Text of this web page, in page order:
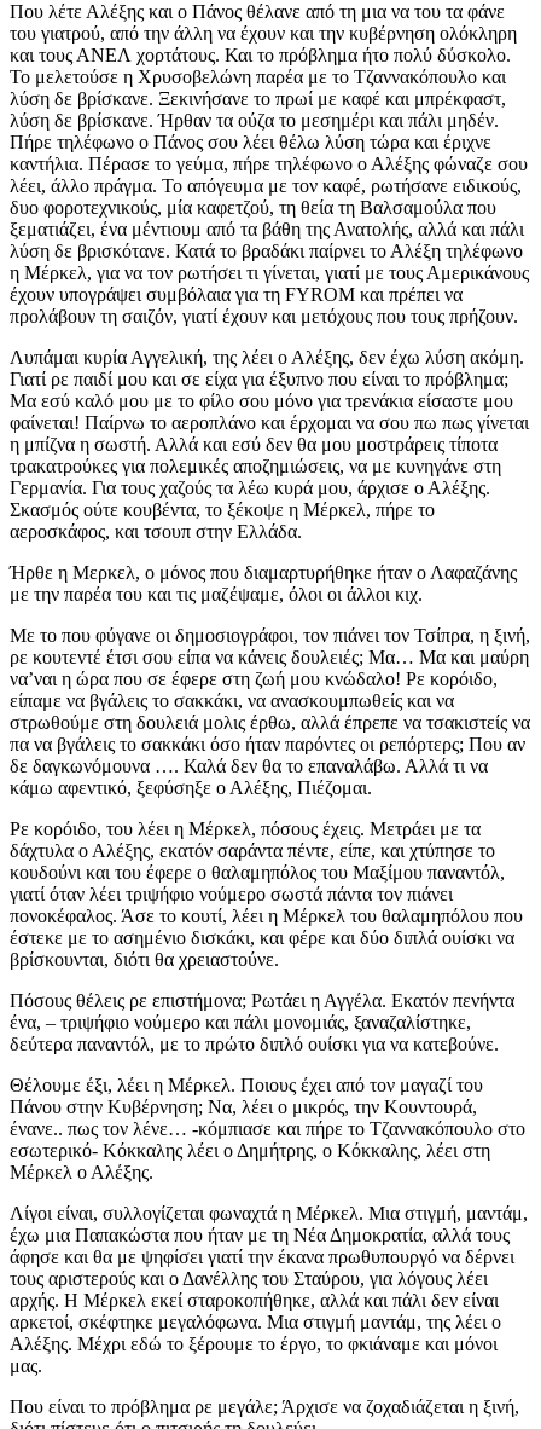
Που λέτε Αλέξης και ο Πάνος θέλανε από τη μια να του τα φάνε
του γιατρού, από την άλλη να έχουν και την κυβέρνηση ολόκληρη
και τους ΑΝΕΛ χορτάτους. Και το πρόβλημα ήτο πολύ δύσκολο.
Το μελετούσε η Χρυσοβελώνη παρέα με το Τζαννακόπουλο και
λύση δε βρίσκανε. Ξεκινήσανε το πρωί με καφέ και μπρέκφαστ,
λύση δε βρίσκανε. Ήρθαν τα ούζα το μεσημέρι και πάλι μηδέν.
Πήρε τηλέφωνο ο Πάνος σου λέει θέλω λύση τώρα και έριχνε
καντήλια. Πέρασε το γεύμα, πήρε τηλέφωνο ο Αλέξης φώναζε σου
λέει, άλλο πράγμα. Το απόγευμα με τον καφέ, ρωτήσανε ειδικούς,
δυο φοροτεχνικούς, μία καφετζού, τη θεία τη Βαλσαμούλα που
ξεματιάζει, ένα μέντιουμ από τα βάθη της Ανατολής, αλλά και πάλι
λύση δε βρισκότανε. Κατά το βραδάκι παίρνει το Αλέξη τηλέφωνο
η Μέρκελ, για να τον ρωτήσει τι γίνεται, γιατί με τους Αμερικάνους
έχουν υπογράψει συμβόλαια για τη FYROM και πρέπει να
προλάβουν τη σαιζόν, γιατί έχουν και μετόχους που τους πρήζουν.
Λυπάμαι κυρία Αγγελική, της λέει ο Αλέξης, δεν έχω λύση ακόμη.
Γιατί ρε παιδί μου και σε είχα για έξυπνο που είναι το πρόβλημα;
Μα εσύ καλό μου με το φίλο σου μόνο για τρενάκια είσαστε μου
φαίνεται! Παίρνω το αεροπλάνο και έρχομαι να σου πω πως γίνεται
η μπίζνα η σωστή. Αλλά και εσύ δεν θα μου μοστράρεις τίποτα
τρακατρούκες για πολεμικές αποζημιώσεις, να με κυνηγάνε στη
Γερμανία. Για τους χαζούς τα λέω κυρά μου, άρχισε ο Αλέξης.
Σκασμός ούτε κουβέντα, το ξέκοψε η Μέρκελ, πήρε το
αεροσκάφος, και τσουπ στην Ελλάδα.
Ήρθε η Μερκελ, ο μόνος που διαμαρτυρήθηκε ήταν ο Λαφαζάνης
με την παρέα του και τις μαζέψαμε, όλοι οι άλλοι κιχ.
Με το που φύγανε οι δημοσιογράφοι, τον πιάνει τον Τσίπρα, η ξινή,
ρε κουτεντέ έτσι σου είπα να κάνεις δουλειές; Μα… Μα και μαύρη
να’ναι η ώρα που σε έφερε στη ζωή μου κνώδαλο! Ρε κορόιδο,
είπαμε να βγάλεις το σακκάκι, να ανασκουμπωθείς και να
στρωθούμε στη δουλειά μολις έρθω, αλλά έπρεπε να τσακιστείς να
πα να βγάλεις το σακκάκι όσο ήταν παρόντες οι ρεπόρτερς; Που αν
δε δαγκωνόμουνα …. Καλά δεν θα το επαναλάβω. Αλλά τι να
κάμω αφεντικό, ξεφύσηξε ο Αλέξης, Πιέζομαι.
Ρε κορόιδο, του λέει η Μέρκελ, πόσους έχεις. Μετράει με τα
δάχτυλα ο Αλέξης, εκατόν σαράντα πέντε, είπε, και χτύπησε το
κουδούνι και του έφερε ο θαλαμηπόλος του Μαξίμου παναντόλ,
γιατί όταν λέει τριψήφιο νούμερο σωστά πάντα τον πιάνει
πονοκέφαλος. Άσε το κουτί, λέει η Μέρκελ του θαλαμηπόλου που
έστεκε με το ασημένιο δισκάκι, και φέρε και δύο διπλά ουίσκι να
βρίσκουνται, διότι θα χρειαστούνε.
Πόσους θέλεις ρε επιστήμονα; Ρωτάει η Αγγέλα. Εκατόν πενήντα
ένα, – τριψήφιο νούμερο και πάλι μονομιάς, ξαναζαλίστηκε,
δεύτερα παναντόλ, με το πρώτο διπλό ουίσκι για να κατεβούνε.
Θέλουμε έξι, λέει η Μέρκελ. Ποιους έχει από τον μαγαζί του
Πάνου στην Κυβέρνηση; Να, λέει ο μικρός, την Κουντουρά,
ένανε.. πως τον λένε… -κόμπιασε και πήρε το Τζαννακόπουλο στο
εσωτερικό- Κόκκαλης λέει ο Δημήτρης, ο Κόκκαλης, λέει στη
Μέρκελ ο Αλέξης.
Λίγοι είναι, συλλογίζεται φωναχτά η Μέρκελ. Μια στιγμή, μαντάμ,
έχω μια Παπακώστα που ήταν με τη Νέα Δημοκρατία, αλλά τους
άφησε και θα με ψηφίσει γιατί την έκανα πρωθυπουργό να δέρνει
τους αριστερούς και ο Δανέλλης του Σταύρου, για λόγους λέει
αρχής. Η Μέρκελ εκεί σταροκοπήθηκε, αλλά και πάλι δεν είναι
αρκετοί, σκέφτηκε μεγαλόφωνα. Μια στιγμή μαντάμ, της λέει ο
Αλέξης. Μέχρι εδώ το ξέρουμε το έργο, το φκιάναμε και μόνοι
μας.
Που είναι το πρόβλημα ρε μεγάλε; Άρχισε να ζοχαδιάζεται η ξινή,